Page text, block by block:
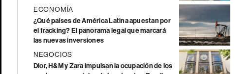
ECONOMÍA
¿Qué países de América Latina apuestan por
el fracking? El panorama legal que marcará
las nuevas inversiones
NEGOCIOS
Dior, H&M y Zara impulsan la ocupación de los